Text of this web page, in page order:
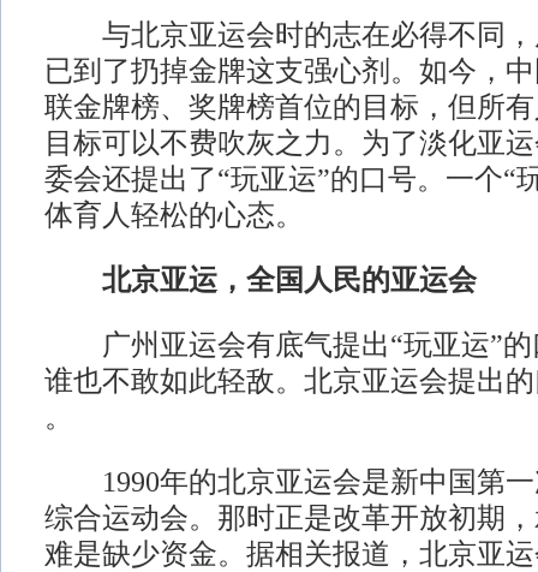
与北京亚运会时的志在必得不同，
已到了扔掉金牌这支强心剂。如今，
联金牌榜、奖牌榜首位的目标，但所
目标可以不费吹灰之力。为了淡化亚
委会还提出了“玩亚运”的口号。一个“
体育人轻松的心态。
北京亚运，全国人民的亚运会
广州亚运会有底气提出“玩亚运”的
谁也不敢如此轻敌。北京亚运会提出
。
1990年的北京亚运会是新中国第一
综合运动会。那时正是改革开放初期
难是缺少资金。据相关报道，北京亚